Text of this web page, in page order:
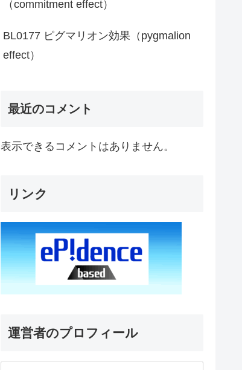
（commitment effect）
BL0177 ピグマリオン効果（pygmalion
effect）
最近のコメント
表示できるコメントはありません。
リンク
運営者のプロフィール